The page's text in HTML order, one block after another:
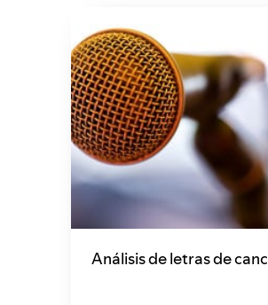
Análisis de letras de